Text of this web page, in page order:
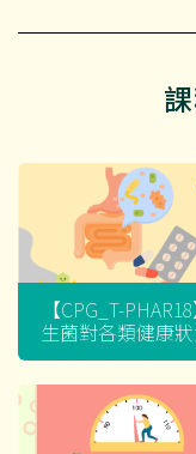
【CPG_T-
生菌對各類健康
迷思